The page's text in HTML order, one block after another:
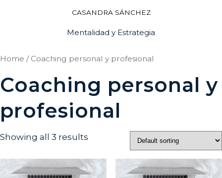
CASANDRA SÁNCHEZ
Mentalidad y Estrategia
Home / Coaching personal y profesional
Coaching personal y
profesional
Showing all 3 results